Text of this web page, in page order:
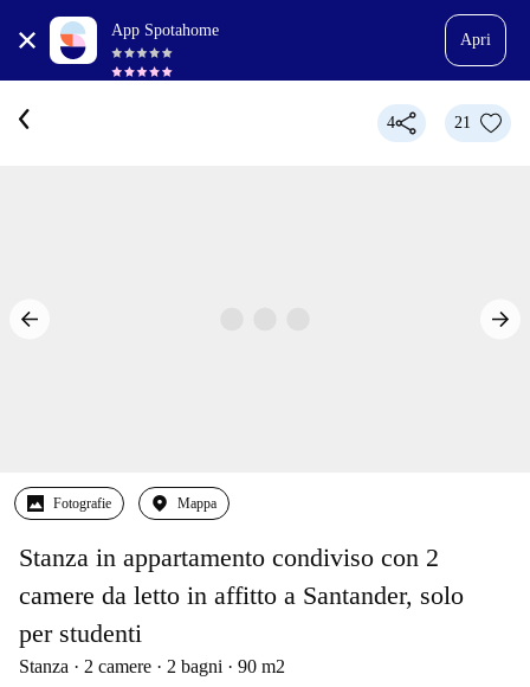
App Spotahome
Apri
4 21
Fotografie Mappa
Stanza in appartamento condiviso con 2
camere da letto in affitto a Santander, solo
per studenti
Stanza 2 camere 2 bagni 90 m2